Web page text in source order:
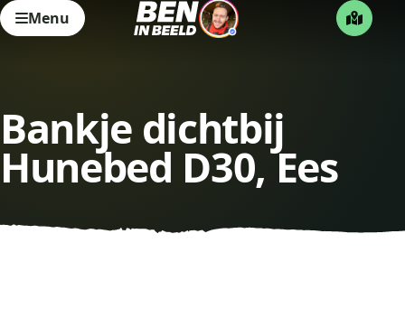
Menu
Bankje dichtbij
Hunebed D30, Ees